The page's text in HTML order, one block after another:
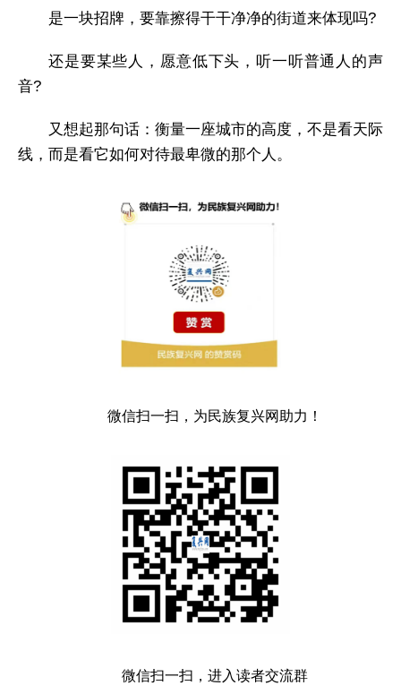
是一块招牌，要靠擦得干干净净的街道来体现吗?
还是要某些人，愿意低下头，听一听普通人的声
音?
又想起那句话：衡量一座城市的高度，不是看天际
线，而是看它如何对待最卑微的那个人。
微信扫一扫，为民族复兴网助力！
微信扫一扫，进入读者交流群